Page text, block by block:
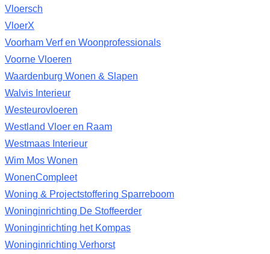
Vloersch
VloerX
Voorham Verf en Woonprofessionals
Voorne Vloeren
Waardenburg Wonen & Slapen
Walvis Interieur
Westeurovloeren
Westland Vloer en Raam
Westmaas Interieur
Wim Mos Wonen
WonenCompleet
Woning & Projectstoffering Sparreboom
Woninginrichting De Stoffeerder
Woninginrichting het Kompas
Woninginrichting Verhorst